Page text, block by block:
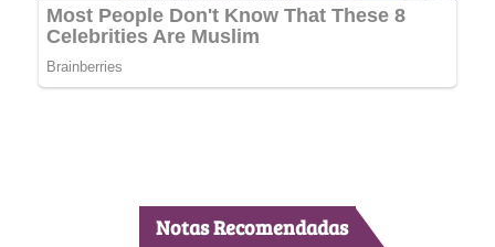
Notas Recomendadas